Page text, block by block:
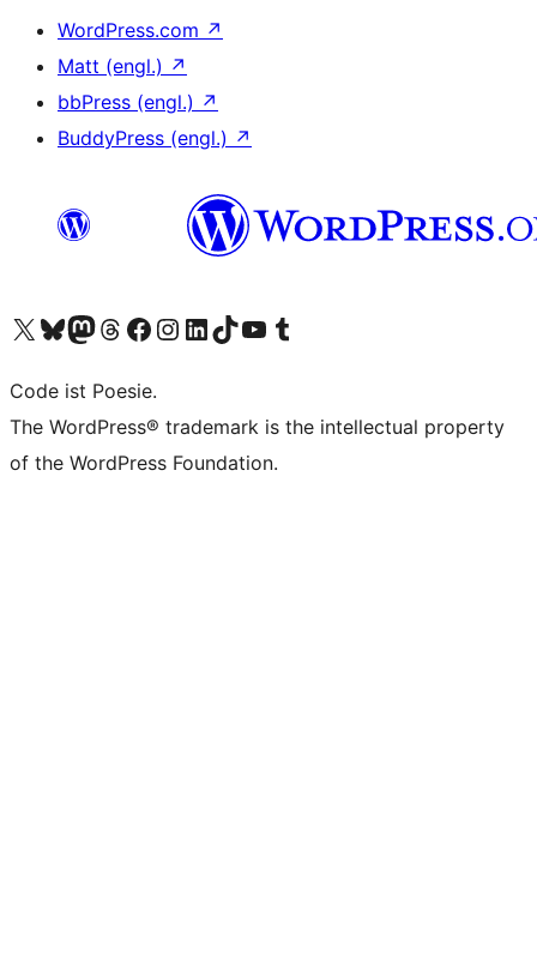
WordPress.com ↗
Matt (engl.) ↗
bbPress (engl.) ↗
BuddyPress (engl.) ↗
Das X-Konto (früher Twitter) von WordPress.org besuchen
Das Bluesky-Konto von WordPress.org besuchen
Das Mastodon-Konto von WordPress.org besuchen
Das Threads-Konto von WordPress.org besuchen
Die Facebook-Seite von WordPress.org besuchen
Das Instagram-Konto von WordPress.org besuchen
Das LinkedIn-Konto von WordPress.org besuchen
Das TikTok-Konto von WordPress.org besuchen
Den YouTube-Kanal von WordPress.org besuchen
Das Tumblr-Konto von WordPress.org besuchen
Code ist Poesie.
The WordPress® trademark is the intellectual property
of the WordPress Foundation.